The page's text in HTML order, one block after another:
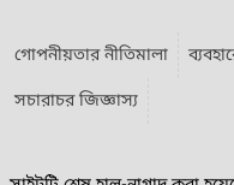
গোপনীয়তার নীতিমালা
সচারাচর জিজ্ঞাস্য